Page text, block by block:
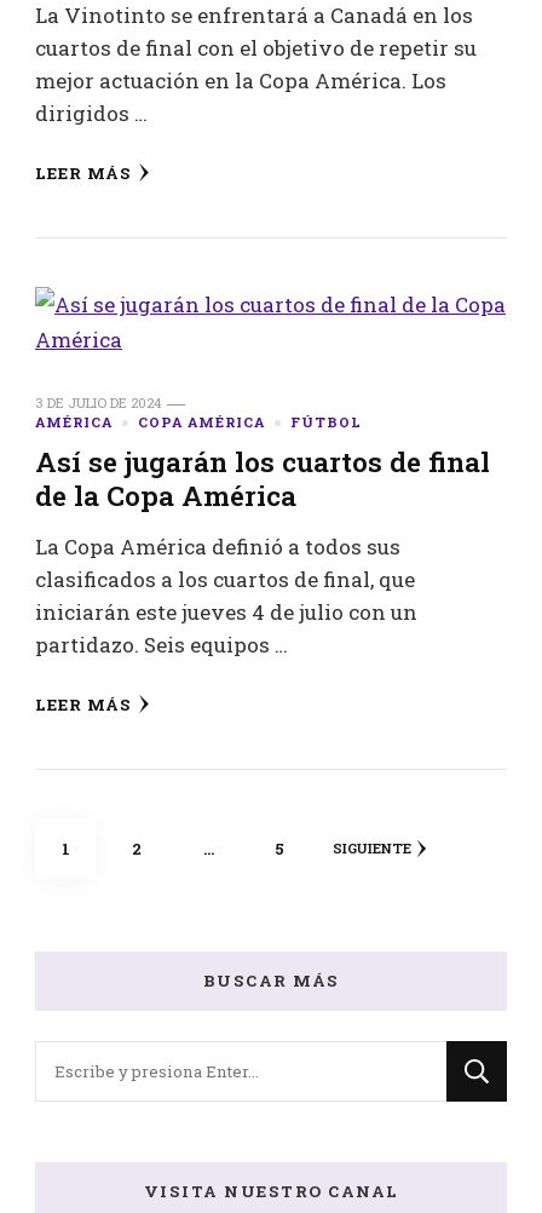
La Vinotinto se enfrentará a Canadá en los
cuartos de final con el objetivo de repetir su
mejor actuación en la Copa América. Los
dirigidos …
LEER MÁS
3 DE JULIO DE 2024
AMÉRICA
COPA AMÉRICA FÚTBOL
Así se jugarán los cuartos de final
de la Copa América
La Copa América definió a todos sus
clasificados a los cuartos de final, que
iniciarán este jueves 4 de julio con un
partidazo. Seis equipos …
LEER MÁS
Posts
PÁGINA
1 PÁGINA
2 … PÁGINA
5 SIGUIENTE
BUSCAR MÁS
VISITA NUESTRO CANAL